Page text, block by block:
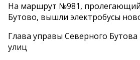
На маршрут №981,
Бутово, вышли электробусы
Глава управы Северного
улиц